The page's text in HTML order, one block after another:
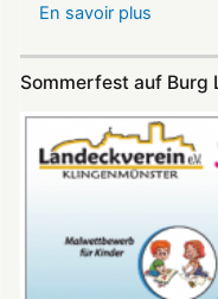
En savoir plus
auf
Burg
am
Juni
2026
ab
Sommerfest auf Burg